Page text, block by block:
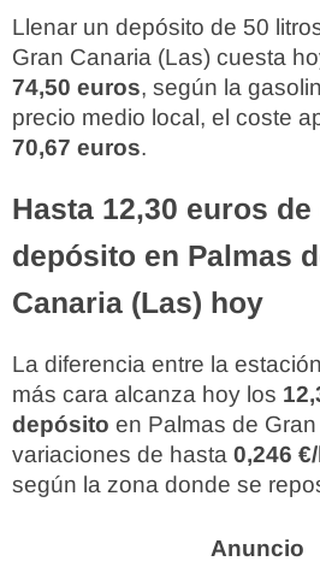
Llenar un depósito de 50
Gran Canaria (Las) cuesta
74,50 euros, según la
precio medio local, el coste
70,67 euros.
Hasta 12,30 euros
depósito en Palmas
Canaria (Las) hoy
La diferencia entre la
más cara alcanza hoy los
depósito en Palmas de
variaciones de hasta 0,246
según la zona donde se